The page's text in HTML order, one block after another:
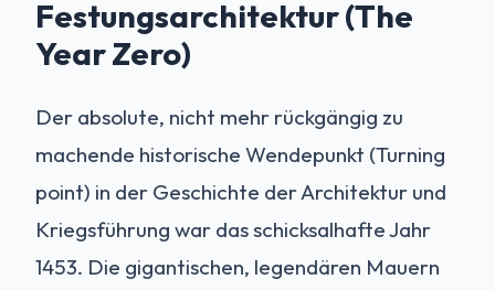
Festungsarchitektur (The
Year Zero)
Der absolute, nicht mehr rückgängig zu
machende historische Wendepunkt (Turning
point) in der Geschichte der Architektur und
Kriegsführung war das schicksalhafte Jahr
1453. Die gigantischen, legendären Mauern